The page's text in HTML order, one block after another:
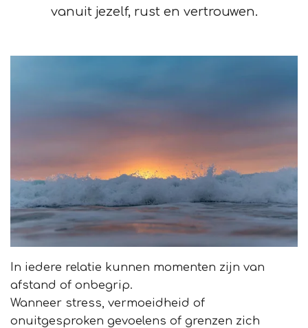
vanuit jezelf, rust en vertrouwen.
In iedere relatie kunnen momenten zijn van
afstand of onbegrip.
Wanneer stress, vermoeidheid of
onuitgesproken gevoelens of grenzen zich